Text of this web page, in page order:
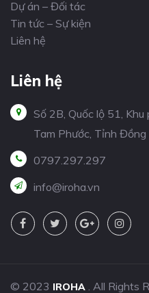
Dự án – Đối tác
Tin tức – Sự kiện
Liên hệ
Liên hệ
Số 2B, Quốc lộ 51,
Tam Phước, Tỉnh Đồng
0797.297.297
info@iroha.vn
© 2023 IROHA . All Rights